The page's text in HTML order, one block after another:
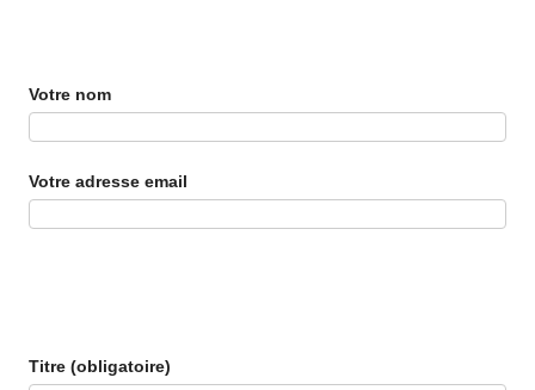
Votre nom
Votre adresse email
Titre (obligatoire)